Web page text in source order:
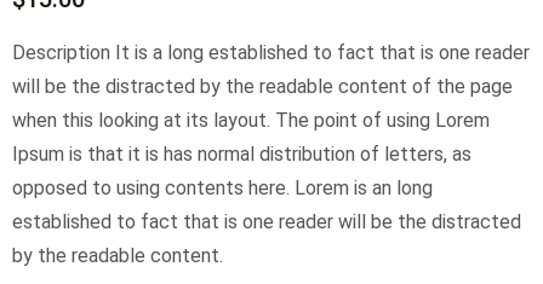
Description It is a long established to fact that is one reader
will be the distracted by the readable content of the page
when this looking at its layout. The point of using Lorem
Ipsum is that it is has normal distribution of letters, as
opposed to using contents here. Lorem is an long
established to fact that is one reader will be the distracted
by the readable content.